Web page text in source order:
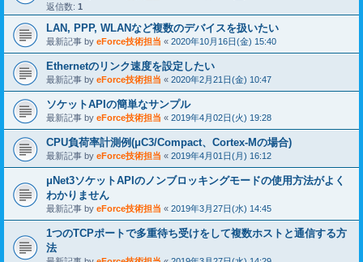
返信数: 1
LAN, PPP, WLANなど複数のデバイスを扱いたい
最新記事 by eForce技術担当 « 2020年10月16日(金) 15:40
Ethernetのリンク速度を設定したい
最新記事 by eForce技術担当 « 2020年2月21日(金) 10:47
ソケットAPIの簡単なサンプル
最新記事 by eForce技術担当 « 2019年4月02日(火) 19:28
CPU負荷率計測例(μC3/Compact、Cortex-Mの場合)
最新記事 by eForce技術担当 « 2019年4月01日(月) 16:12
μNet3ソケットAPIのノンブロッキングモードの使用方法がよく
わかりません
最新記事 by eForce技術担当 « 2019年3月27日(水) 14:45
1つのTCPポートで多重待ち受けをして複数ホストと通信する方
法